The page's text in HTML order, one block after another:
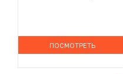
ПОСМОТРЕТЬ